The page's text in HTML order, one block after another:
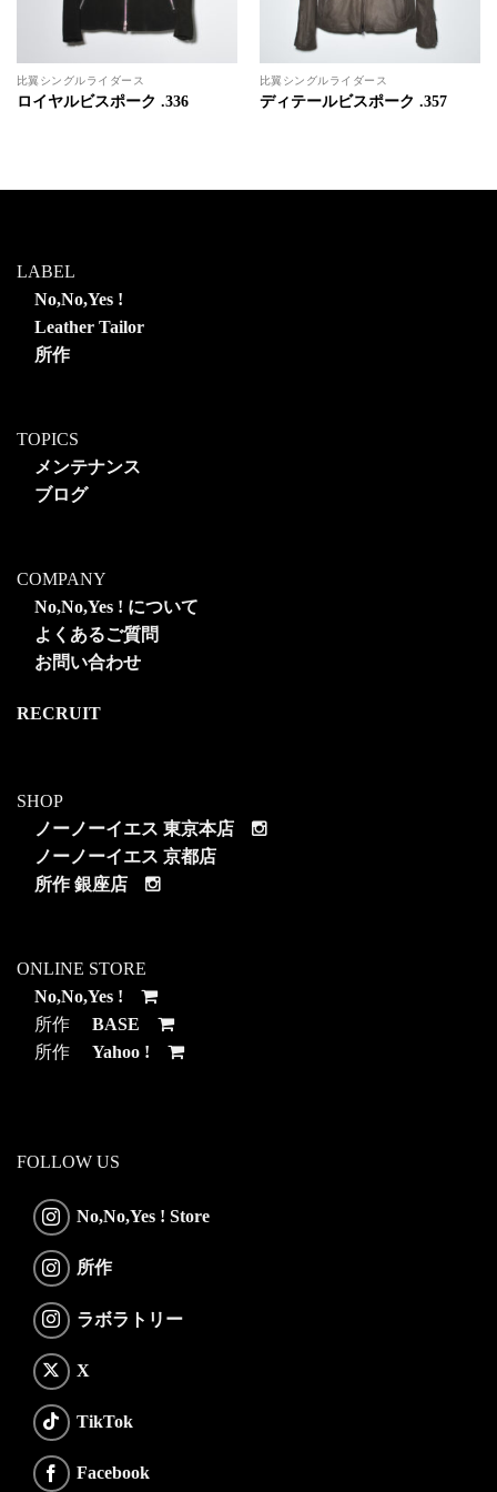
比翼シングルライダース
ロイヤルビスポーク .336
比翼シングルライダース
ディテールビスポーク .357
LABEL
No,No,Yes !
Leather Tailor
所作
TOPICS
メンテナンス
ブログ
COMPANY
No,No,Yes ! について
よくあるご質問
お問い合わせ
RECRUIT
SHOP
ノーノーイエス 東京本店
ノーノーイエス 京都店
所作 銀座店
ONLINE STORE
No,No,Yes !
所作 BASE
所作 Yahoo !
FOLLOW US
No,No,Yes ! Store
所作
ラボラトリー
X
TikTok
Facebook